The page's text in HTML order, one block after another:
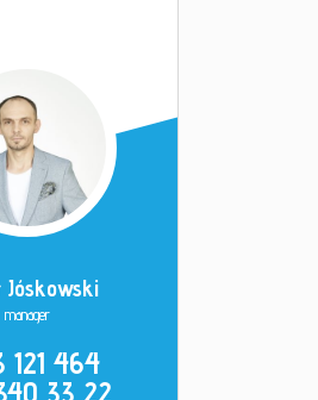
Jóskowski
manager
121 464
33 22